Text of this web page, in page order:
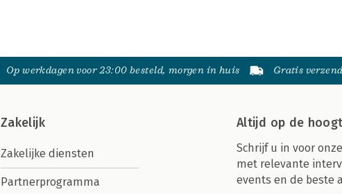
Op werkdagen voor 23:00 besteld, morgen in huis Gratis
Zakelijk
Zakelijke diensten
Partnerprogramma
Altijd op de
Schrijf u in voor
met relevante
events en de beste